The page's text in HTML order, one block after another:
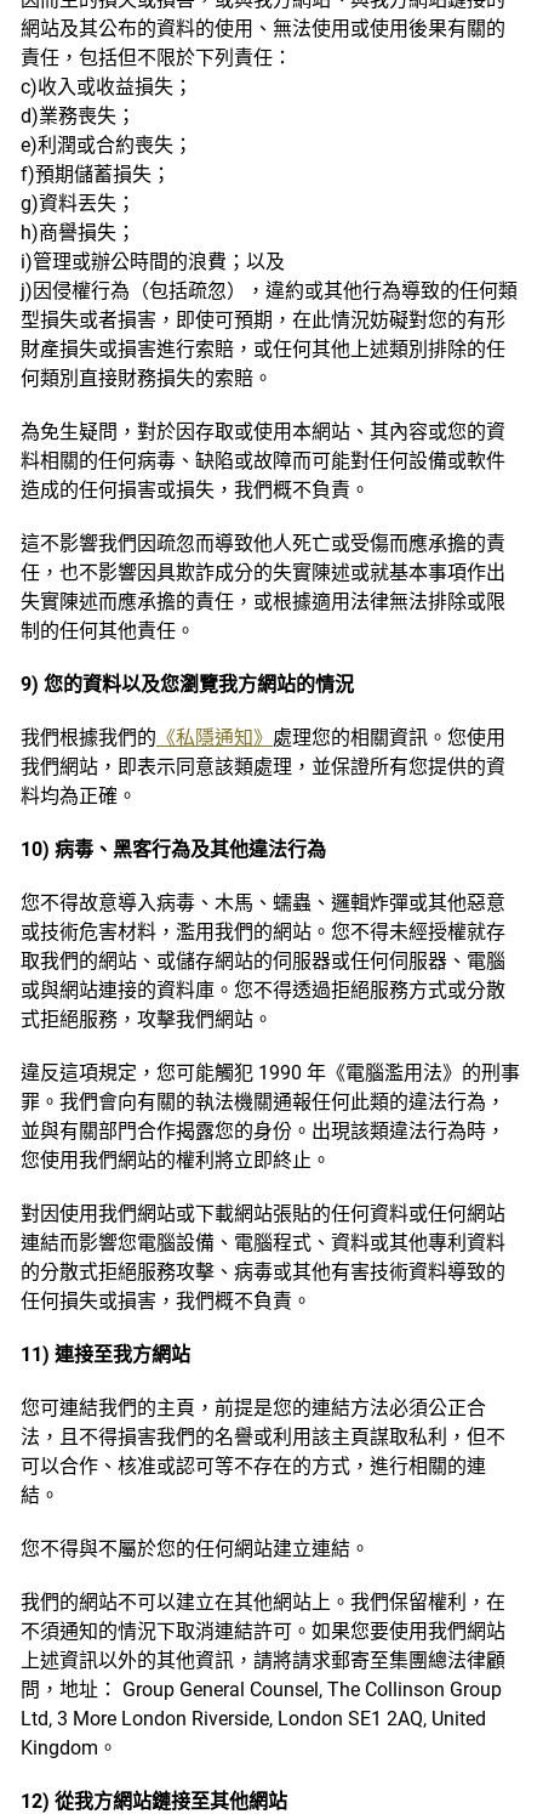
網站及其公布的資料的使用、無法使用或使用後果有關的
責任，包括但不限於下列責任：
c)收入或收益損失；
d)業務喪失；
e)利潤或合約喪失；
f)預期儲蓄損失；
g)資料丟失；
h)商譽損失；
i)管理或辦公時間的浪費；以及
j)因侵權行為（包括疏忽），違約或其他行為導致的任何類
型損失或者損害，即使可預期，在此情況妨礙對您的有形
財產損失或損害進行索賠，或任何其他上述類別排除的任
何類別直接財務損失的索賠。
為免生疑問，對於因存取或使用本網站、其內容或您的資
料相關的任何病毒、缺陷或故障而可能對任何設備或軟件
造成的任何損害或損失，我們概不負責。
這不影響我們因疏忽而導致他人死亡或受傷而應承擔的責
任，也不影響因具欺詐成分的失實陳述或就基本事項作出
失實陳述而應承擔的責任，或根據適用法律無法排除或限
制的任何其他責任。
9) 您的資料以及您瀏覽我方網站的情況
我們根據我們的 《私隱通知》 處理您的相關資訊。您使用
我們網站，即表示同意該類處理，並保證所有您提供的資
料均為正確。
10) 病毒、黑客行為及其他違法行為
您不得故意導入病毒、木馬、蠕蟲、邏輯炸彈或其他惡意
或技術危害材料，濫用我們的網站。您不得未經授權就存
取我們的網站、或儲存網站的伺服器或任何伺服器、電腦
或與網站連接的資料庫。您不得透過拒絕服務方式或分散
式拒絕服務，攻擊我們網站。
違反這項規定，您可能觸犯 1990 年《電腦濫用法》的刑事
罪。我們會向有關的執法機關通報任何此類的違法行為，
並與有關部門合作揭露您的身份。出現該類違法行為時，
您使用我們網站的權利將立即終止。
對因使用我們網站或下載網站張貼的任何資料或任何網站
連結而影響您電腦設備、電腦程式、資料或其他專利資料
的分散式拒絕服務攻擊、病毒或其他有害技術資料導致的
任何損失或損害，我們概不負責。
11) 連接至我方網站
您可連結我們的主頁，前提是您的連結方法必須公正合
法，且不得損害我們的名譽或利用該主頁謀取私利，但不
可以合作、核准或認可等不存在的方式，進行相關的連
結。
您不得與不屬於您的任何網站建立連結。
我們的網站不可以建立在其他網站上。我們保留權利，在
不須通知的情況下取消連結許可。如果您要使用我們網站
上述資訊以外的其他資訊，請將請求郵寄至集團總法律顧
問，地址： Group General Counsel, The Collinson Group
Ltd, 3 More London Riverside, London SE1 2AQ, United
Kingdom。
12) 從我方網站鏈接至其他網站